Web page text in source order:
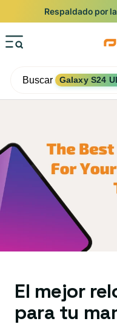
Ir
Respaldado por
Buscar Galaxy S24
El mejor
para tu